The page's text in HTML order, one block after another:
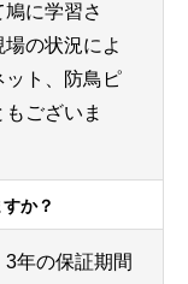
に学習さ
の状況によ
ット、防鳥ピ
ございま
か？
年の保証期間